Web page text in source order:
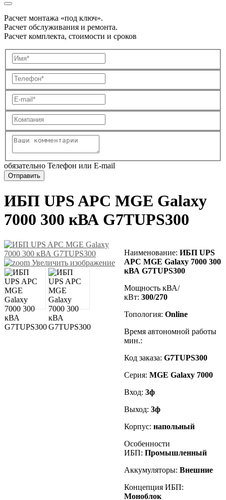
Расчет монтажа «под ключ».
Расчет обслуживания и ремонта.
Расчет комплекта, стоимости и сроков
обязательно Телефон или E-mail
ИБП UPS APC MGE Galaxy
7000 300 кВА G7TUPS300
Увеличить изображение
Наименование: ИБП UPS
APC MGE Galaxy 7000 300
кВА G7TUPS300
Мощность кВА/
кВт: 300/270
Топология: Online
Время автономной работы
мин.:
Код заказа: G7TUPS300
Серия: MGE Galaxy 7000
Вход: 3ф
Выход: 3ф
Корпус: напольный
Особенности
ИБП: Промышленный
Аккумуляторы: Внешние
Концепция ИБП:
Моноблок